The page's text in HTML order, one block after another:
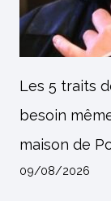
Les 5 traits
besoin
maison de
09/08/2026